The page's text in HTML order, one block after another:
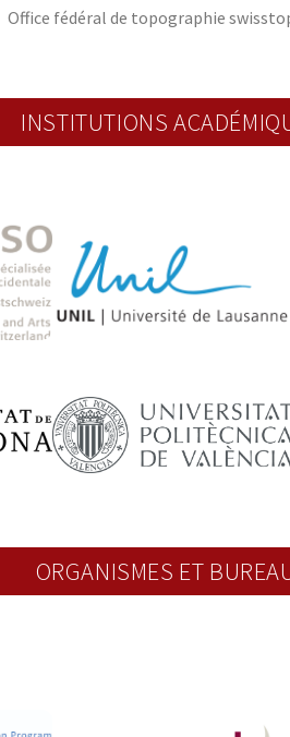
Office fédéral de topographie
INSTITUTIONS
ORGANISMES ET